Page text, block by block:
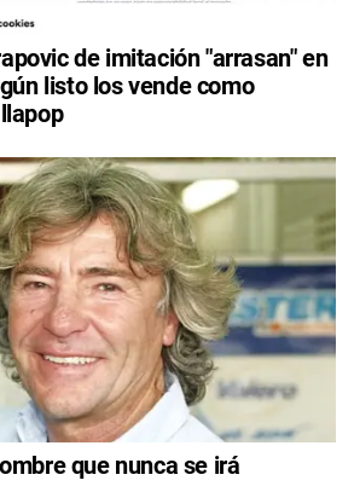
de imitación "arrasan" en
listo los vende como
que nunca se irá